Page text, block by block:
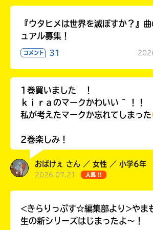
『ウタヒメは世界を滅ぼすか？』
ュアル募集！
コメント 31
1巻買いました ！
ｋｉｒａのマークかわいい ~ ！！
私が考えたマークか忘れてしまった
2巻楽しみ！
おばけぇ さん ／ 女性 ／ 小学6年
2026.07.21 人気 !!
<きらりっぷす☆編集部より>やま
生の新シリーズはじまったよ～！
い
え
入
力
エ
ー
が
も
一
確